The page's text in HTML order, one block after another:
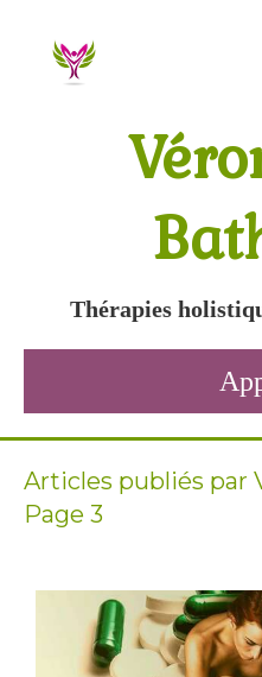
Thérapies
Articles publiés par
Page 3